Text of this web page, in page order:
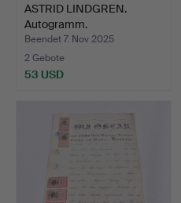
ASTRID LINDGREN.
Autogramm.
Beendet 7. Nov 2025
2 Gebote
53 USD